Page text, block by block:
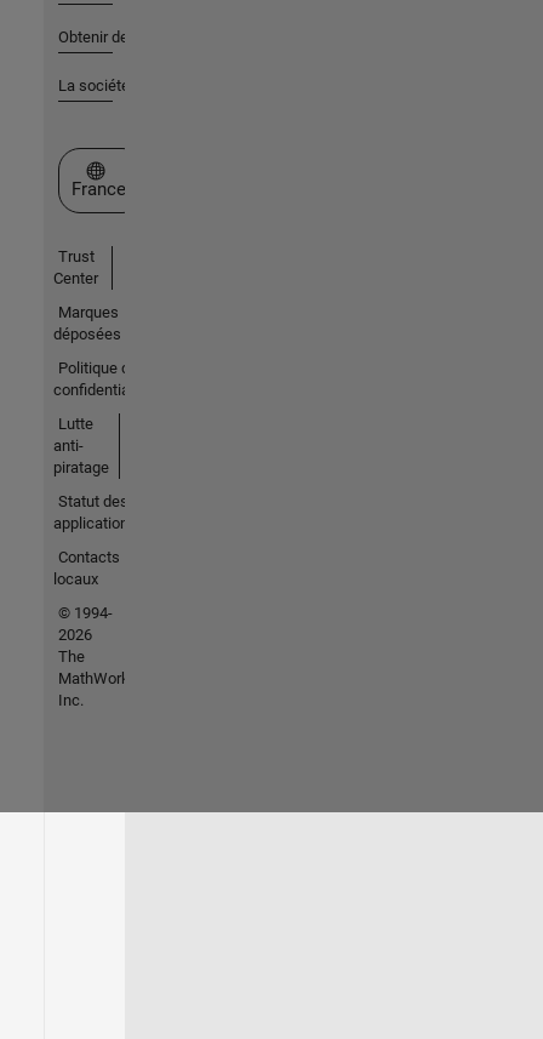
Obtenir de l'aide
La société
Sélectionner un site web
France
Trust
Center
Marques
déposées
Politique de
confidentialité
Lutte
anti-
piratage
Statut des
applications
Contacts
locaux
© 1994-
2026
The
MathWorks,
Inc.